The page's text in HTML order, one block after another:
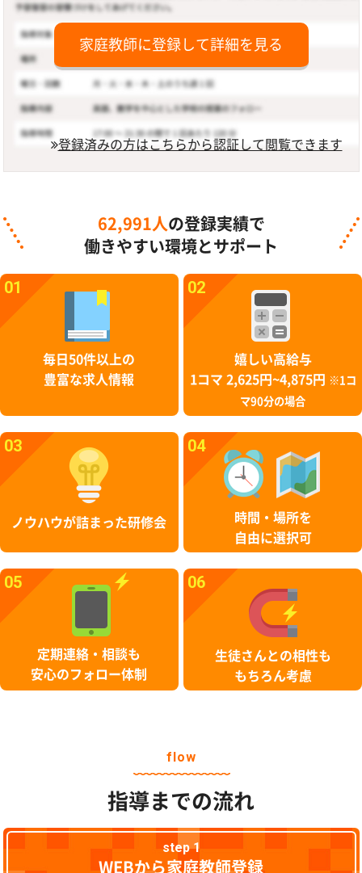
家庭教師に登録して詳細を見る
登録済みの方はこちらから認証して閲覧できます
62,991人 の登録実績で
働きやすい環境とサポート
01
毎日50件以上の
豊富な求人情報
02
嬉しい高給与
1コマ 2,625円~4,875円
※1コ
マ90分の場合
03
ノウハウが詰まった研修会
04
時間・場所を
自由に選択可
05
定期連絡・相談も
安心のフォロー体制
06
生徒さんとの相性も
もちろん考慮
flow
指導までの流れ
step 1
WEBから家庭教師登録